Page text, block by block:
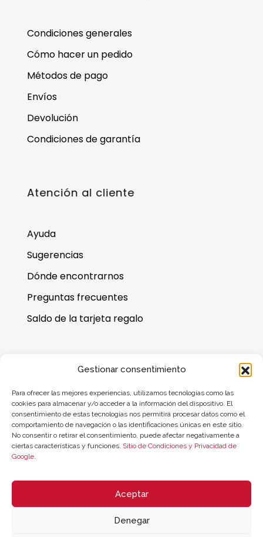
Gestionar consentimiento
Para ofrecer las mejores experiencias, utilizamos tecnologías como las
cookies para almacenar y/o acceder a la información del dispositivo. El
consentimiento de estas tecnologías nos permitirá procesar datos como el
comportamiento de navegación o las identificaciones únicas en este sitio.
No consentir o retirar el consentimiento, puede afectar negativamente a
ciertas características y funciones. Sitio de Condiciones y Privacidad de
Google.
Aceptar
Denegar
Condiciones generales
Cómo hacer un pedido
Métodos de pago
Envíos
Devolución
Condiciones de garantía
Atención al cliente
Ayuda
Sugerencias
Dónde encontrarnos
Preguntas frecuentes
Saldo de la tarjeta regalo
© 2026 ZYCLE OFFICIAL | The Latest Technology for your Workouts